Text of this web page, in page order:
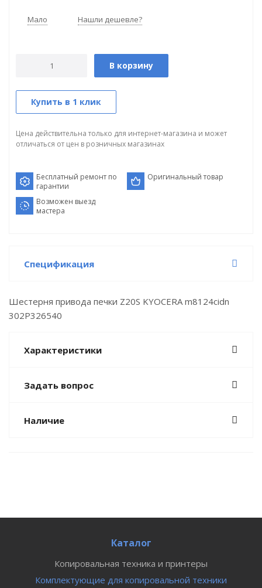
Мало Нашли дешевле?
В корзину
Купить в 1 клик
Цена действительна только для интернет-магазина и может
отличаться от цен в розничных магазинах
Бесплатный ремонт по
гарантии
Оригинальный товар
Возможен выезд
мастера
Спецификация
Шестерня привода печки Z20S KYOCERA m8124cidn
302P326540
Характеристики
Задать вопрос
Наличие
Каталог
Копировальная техника и принтеры
Комплектующие для копировальной техники